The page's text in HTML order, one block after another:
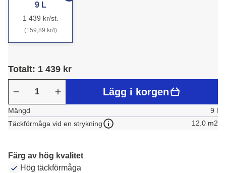
9 L
1 439 kr/st.
(159,89 kr/l)
Totalt: 1 439 kr
Lägg i korgen
Mängd
9 l
Täckförmåga vid en strykning
12.0 m2
Färg av hög kvalitet
Hög täckförmåga